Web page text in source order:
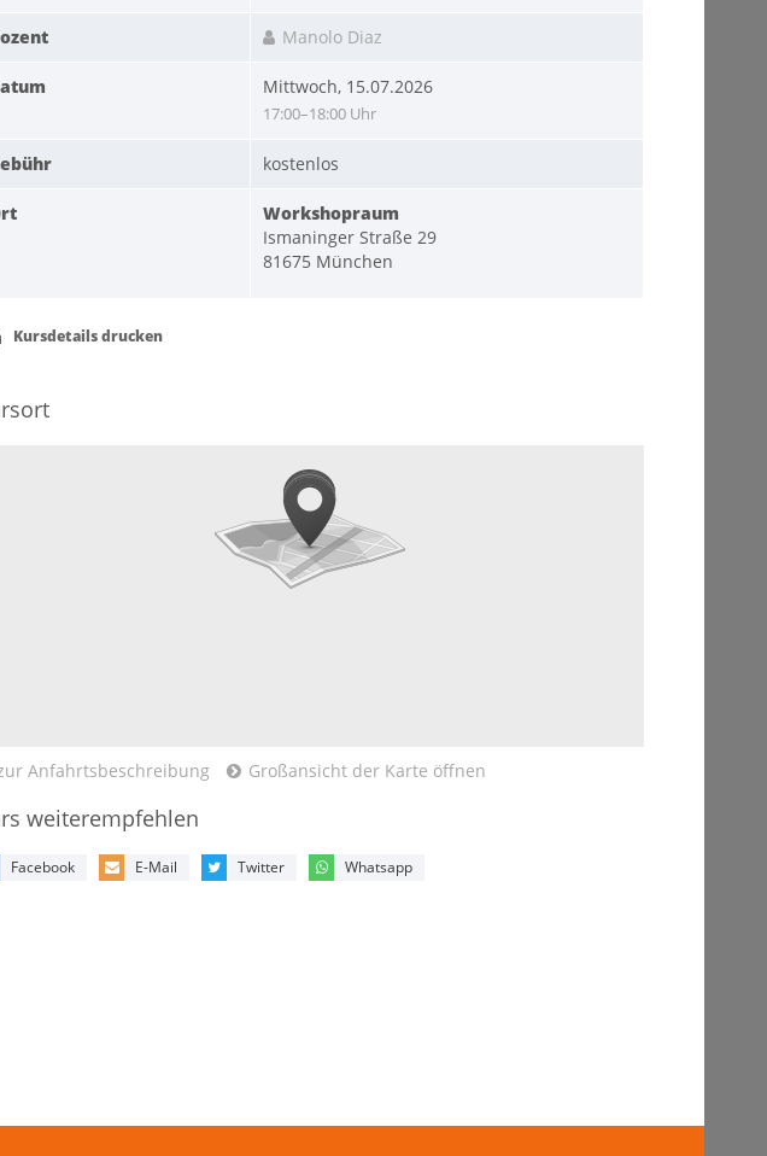
Manolo Diaz
Mittwoch, 15.07.2026
17:00–18:00 Uhr
kostenlos
Workshopraum
Ismaninger Straße 29
81675 München
Kursdetails drucken
Anfahrtsbeschreibung Großansicht der Karte öffnen
weiterempfehlen
Facebook E-Mail Twitter Whatsapp